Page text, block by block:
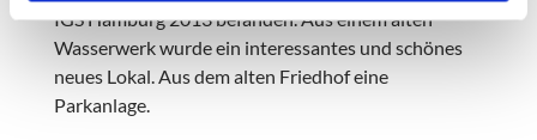
IGS Hamburg 2013 befanden. Aus einem alten
Wasserwerk wurde ein interessantes und schönes
neues Lokal. Aus dem alten Friedhof eine
Parkanlage.